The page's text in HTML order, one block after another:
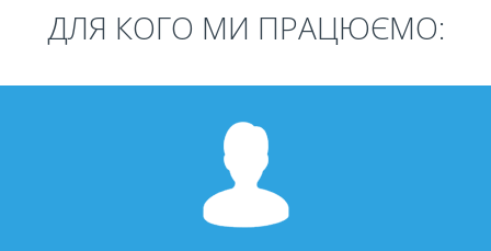
ДЛЯ КОГО МИ ПРАЦЮЄМО: